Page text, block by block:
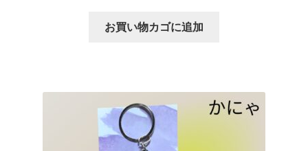
お買い物カゴに追加